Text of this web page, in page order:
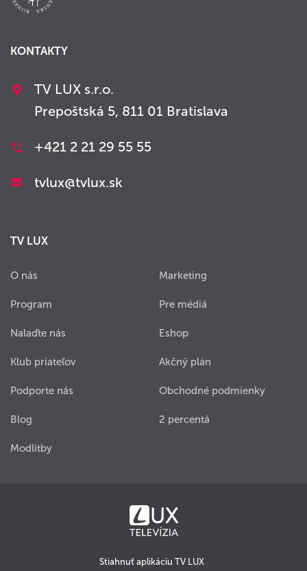
KONTAKTY
TV LUX s.r.o.
Prepoštská 5, 811 01 Bratislava
+421 2 21 29 55 55
tvlux@tvlux.sk
TV LUX
O nás
Program
Nalaďte nás
Klub priateľov
Podporte nás
Blog
Modlitby
Marketing
Pre médiá
Eshop
Akčný plán
Obchodné podmienky
2 percentá
Stiahnuť aplikáciu TV LUX